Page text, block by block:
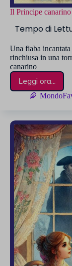
Il Principe
Una fiaba
rinchiusa in una
canarino
Leggi ora...
Il
Principe
Italo
Calvino
4 (1)